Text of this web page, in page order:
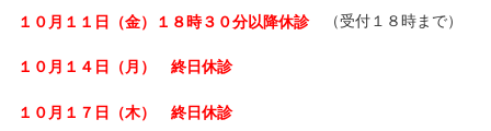
１０月１１日（金）１８時３０分以降休診（受付１８時まで）
１０月１４日（月） 終日休診
１０月１７日（木） 終日休診